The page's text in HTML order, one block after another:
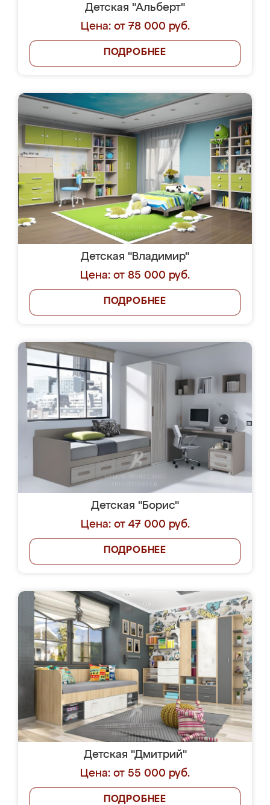
Детская "Альберт"
Цена: от 78 000 руб.
ПОДРОБНЕЕ
Детская "Владимир"
Цена: от 85 000 руб.
ПОДРОБНЕЕ
Детская "Борис"
Цена: от 47 000 руб.
ПОДРОБНЕЕ
Детская "Дмитрий"
Цена: от 55 000 руб.
ПОДРОБНЕЕ